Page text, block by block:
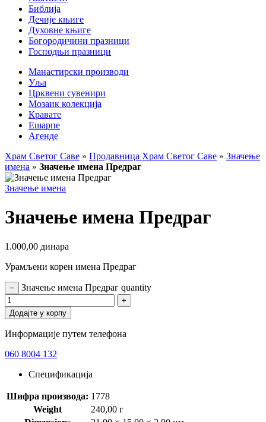
Библија
Дечије књиге
Духовне књиге
Богородичини празници
Господњи празници
Манастирски производи
Уља
Црквени сувенири
Мозаик колекција
Кравате
Ешарпе
Агенде
Храм Светог Саве » Продавница Храм Светог Саве » Значење
имена » Значење имена Предраг
Значење имена
Значење имена Предраг
1.000,00 динара
Урамљени корен имена Предраг
− Значење имена Предраг quantity
+
Додајте у корпу
Информације путем телефона
060 8004 132
Спецификација
Шифра производа: 1778
Weight
240,00 г